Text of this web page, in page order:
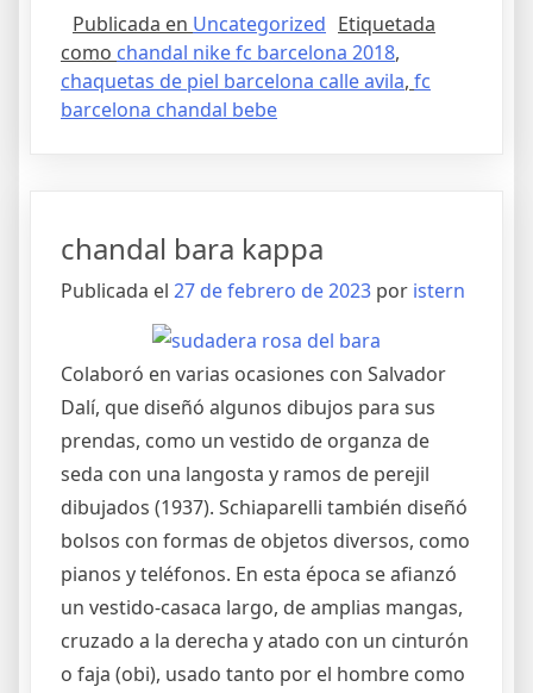
Publicada en Uncategorized Etiquetada
como chandal nike fc barcelona 2018,
chaquetas de piel barcelona calle avila, fc
barcelona chandal bebe
chandal bara kappa
Publicada el 27 de febrero de 2023 por istern
Colaboró en varias ocasiones con Salvador
Dalí, que diseñó algunos dibujos para sus
prendas, como un vestido de organza de
seda con una langosta y ramos de perejil
dibujados (1937). Schiaparelli también diseñó
bolsos con formas de objetos diversos, como
pianos y teléfonos. En esta época se afianzó
un vestido-casaca largo, de amplias mangas,
cruzado a la derecha y atado con un cinturón
o faja (obi), usado tanto por el hombre como